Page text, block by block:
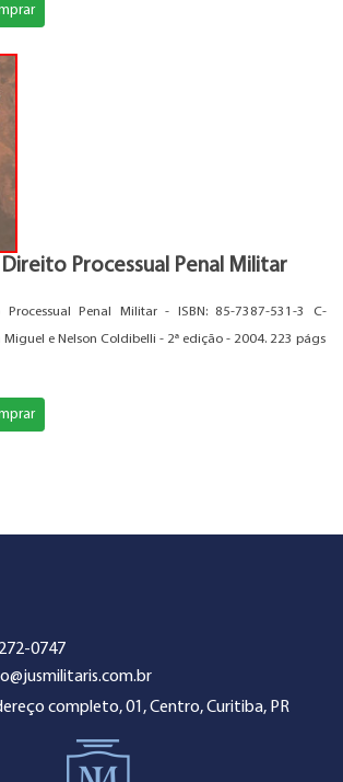
Processual Penal Militar
Processual Penal Militar - ISBN: 85-7387-531-3 C-
e Nelson Coldibelli - 2ª edição - 2004. 223 págs
0747
completo, 01, Centro, Curitiba, PR